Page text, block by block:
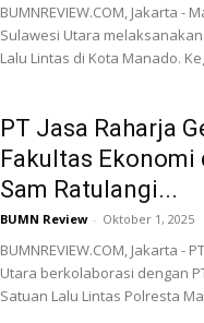
BUMNREVIEW.COM, Jakarta -
Sulawesi Utara
Lalu Lintas di Kota Manado.
PT Jasa Raharja
Fakultas Ekonomi
Sam Ratulangi...
BUMN Review - Oktober 1, 2025
BUMNREVIEW.COM, Jakarta -
Utara berkolaborasi dengan
Satuan Lalu Lintas Polresta